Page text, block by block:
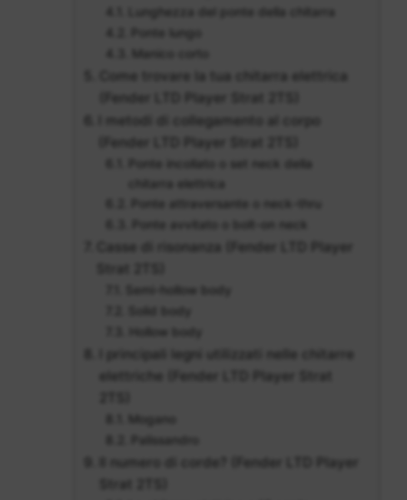
Lunghezza del ponte della chitarra
Come trovare la tua chitarra elettrica
(Fender LTD Player Strat 2TS)
I metodi di collegamento al corpo
(Fender LTD Player Strat 2TS)
Ponte incollato o set neck della
chitarra elettrica
Ponte attraversante o neck-thru
Ponte avvitato o bolt-on neck
Casse di risonanza (Fender LTD Player
Strat 2TS)
Semi-hollow body
Hollow body
I principali legni utilizzati nelle chitarre
elettriche (Fender LTD Player Strat
Il numero di corde? (Fender LTD Player
Strat 2TS)